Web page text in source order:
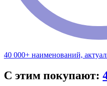
40 000+ наименований,
С этим покупают: